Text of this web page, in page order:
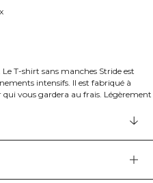
T-shirt sans manches Stride est
intensifs. Il est fabriqué à
vous gardera au frais. Légèrement
Coupe standard. 90% Polyester